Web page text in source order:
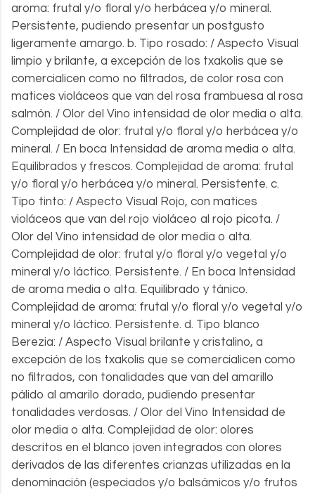
aroma: frutal y/o floral y/o herbácea y/o mineral.
Persistente, pudiendo presentar un postgusto
ligeramente amargo. b. Tipo rosado: / Aspecto Visual
limpio y brilante, a excepción de los txakolis que se
comercialicen como no filtrados, de color rosa con
matices violáceos que van del rosa frambuesa al rosa
salmón. / Olor del Vino intensidad de olor media o alta.
Complejidad de olor: frutal y/o floral y/o herbácea y/o
mineral. / En boca Intensidad de aroma media o alta.
Equilibrados y frescos. Complejidad de aroma: frutal
y/o floral y/o herbácea y/o mineral. Persistente. c.
Tipo tinto: / Aspecto Visual Rojo, con matices
violáceos que van del rojo violáceo al rojo picota. /
Olor del Vino intensidad de olor media o alta.
Complejidad de olor: frutal y/o floral y/o vegetal y/o
mineral y/o láctico. Persistente. / En boca Intensidad
de aroma media o alta. Equilibrado y tánico.
Complejidad de aroma: frutal y/o floral y/o vegetal y/o
mineral y/o láctico. Persistente. d. Tipo blanco
Berezia: / Aspecto Visual brilante y cristalino, a
excepción de los txakolis que se comercialicen como
no filtrados, con tonalidades que van del amarillo
pálido al amarilo dorado, pudiendo presentar
tonalidades verdosas. / Olor del Vino Intensidad de
olor media o alta. Complejidad de olor: olores
descritos en el blanco joven integrados con olores
derivados de las diferentes crianzas utilizadas en la
denominación (especiados y/o balsámicos y/o frutos